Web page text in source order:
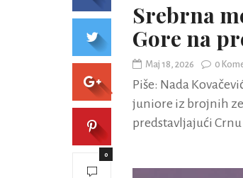
Srebrna
Gore na
Maj 18, 2026 0
Piše: Nada
juniore iz brojnih
predstavljajući
0